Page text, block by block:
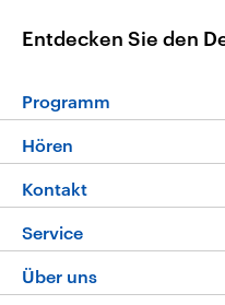
Entdecken Sie den
Programm
Programm
Die Nachrichten
Nachrichtenleicht
Neue Beiträge auf
Hören
Livestream
Podcasts
Deutschlandfunk
Kontakt
Hörerservice
Service
FAQ
Über uns